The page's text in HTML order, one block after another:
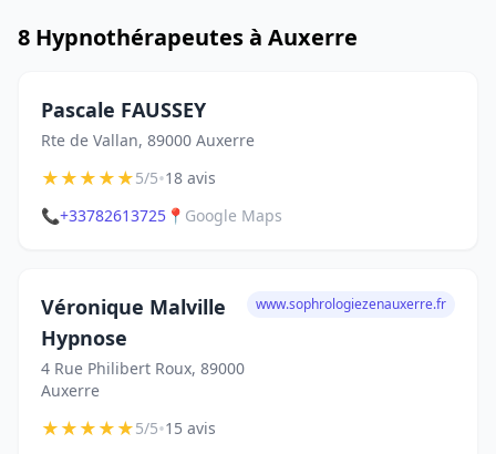
8 Hypnothérapeutes à Auxerre
Pascale FAUSSEY
Rte de Vallan, 89000 Auxerre
★★★★★5/5•18 avis
📞+33782613725 📍 Google Maps
Véronique Malville
Hypnose
4 Rue Philibert Roux, 89000
Auxerre
www.sophrologiezenauxerre.fr
★★★★★5/5•15 avis